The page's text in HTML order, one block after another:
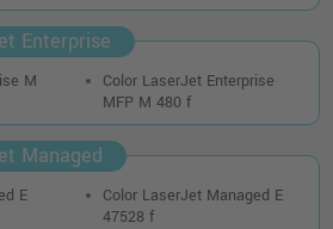
Enterprise
M
Color LaserJet Enterprise
MFP M 480 f
Managed
E
Color LaserJet Managed E
47528 f